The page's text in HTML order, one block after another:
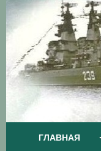
ГЛАВНАЯ